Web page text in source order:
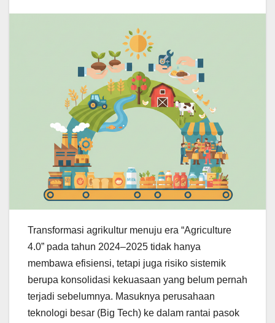
Transformasi agrikultur menuju era “Agriculture
4.0” pada tahun 2024–2025 tidak hanya
membawa efisiensi, tetapi juga risiko sistemik
berupa konsolidasi kekuasaan yang belum pernah
terjadi sebelumnya. Masuknya perusahaan
teknologi besar (Big Tech) ke dalam rantai pasok